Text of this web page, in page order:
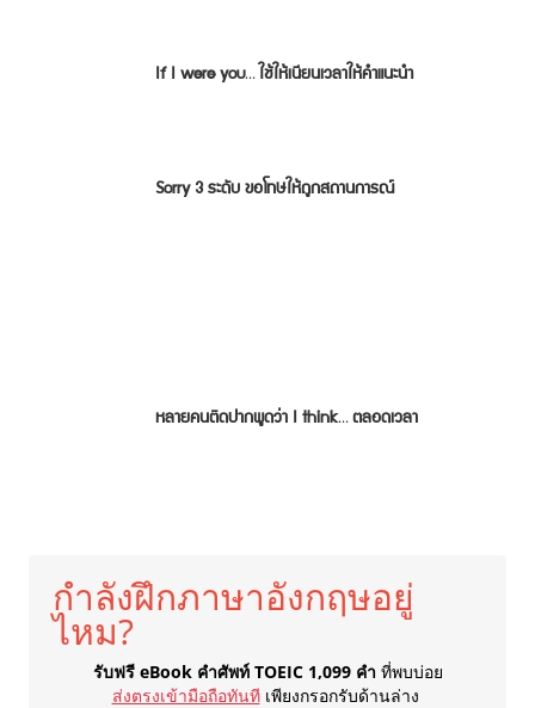
If I were you… ใช้ให้เนียนเวลาให้คำแนะนำ
Sorry 3 ระดับ ขอโทษให้ถูกสถานการณ์
หลายคนติดปากพูดว่า I think… ตลอดเวลา
กำลังฝึกภาษาอังกฤษอยู่
ไหม?
รับฟรี eBook คำศัพท์ TOEIC 1,099 คำ ที่พบบ่อย
ส่งตรงเข้ามือถือทันที เพียงกรอกรับด้านล่าง